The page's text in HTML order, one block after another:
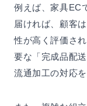
例えば、家具EC
届ければ、顧客
性が高く評価さ
要な「完成品配
流通加工の対応